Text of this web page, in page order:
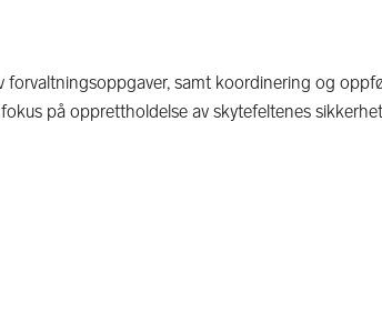
samt koordinering og
på opprettholdelse av skytefeltenes